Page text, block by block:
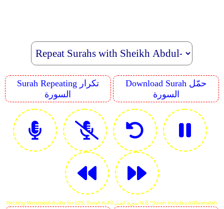
Surah Repeating تكرار
السورة
Download Surah حمّل
السورة
Reciting Murattalah Audio for 105. Surah Al-Fîl سورة الفيل N.B *Surah Includes Al-Basmalah